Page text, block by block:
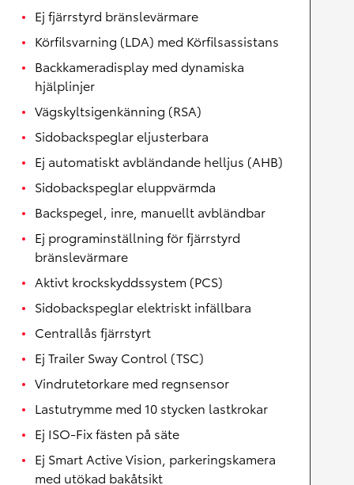
Ej fjärrstyrd bränslevärmare
Körfilsvarning (LDA) med Körfilsassistans
Backkameradisplay med dynamiska
hjälplinjer
Vägskyltsigenkänning (RSA)
Sidobackspeglar eljusterbara
Ej automatiskt avbländande helljus (AHB)
Sidobackspeglar eluppvärmda
Backspegel, inre, manuellt avbländbar
Ej programinställning för fjärrstyrd
bränslevärmare
Aktivt krockskyddssystem (PCS)
Sidobackspeglar elektriskt infällbara
Centrallås fjärrstyrt
Ej Trailer Sway Control (TSC)
Vindrutetorkare med regnsensor
Lastutrymme med 10 stycken lastkrokar
Ej ISO-Fix fästen på säte
Ej Smart Active Vision, parkeringskamera
med utökad bakåtsikt